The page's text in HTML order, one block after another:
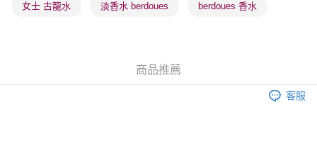
物流公司進行物流配送
取。逾期會取消訂單，並不會安排重寄
女士 古龍水 淡香水 berdoues berdoues 香水
商品推薦
客服